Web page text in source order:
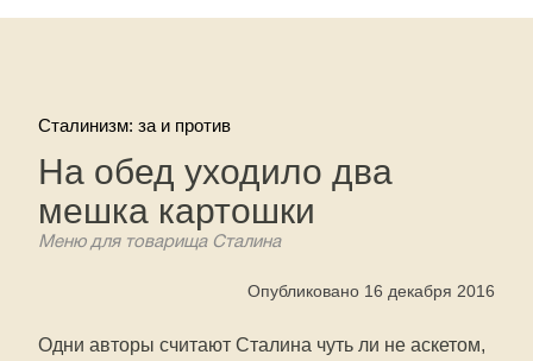
Сталинизм: за и против
На обед уходило два
мешка картошки
Меню для товарища Сталина
Опубликовано 16 декабря 2016
Одни авторы считают Сталина чуть ли не аскетом,